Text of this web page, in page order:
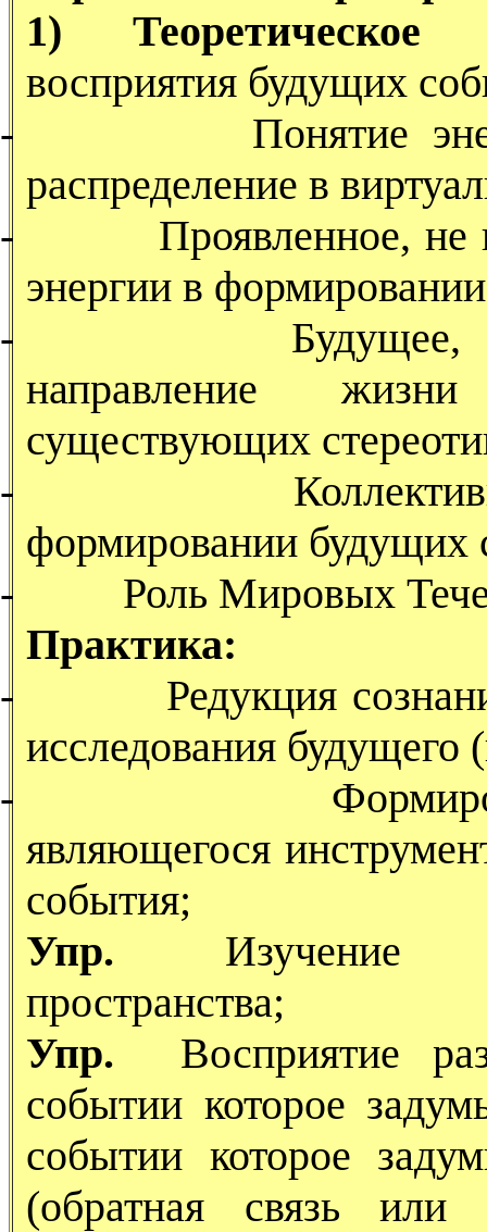
1)
восприятия будущих
-
Понятие
распределение в
-
Проявленное, не
энергии в
-
Будущее,
направление
существующих
-
формировании будущих
-
Роль Мировых
Практика:
-
Редукция
исследования будущего
-
являющегося
события;
Упр. Изучение
пространства;
Упр. Восприятие
событии которое
событии которое
(обратная связь или